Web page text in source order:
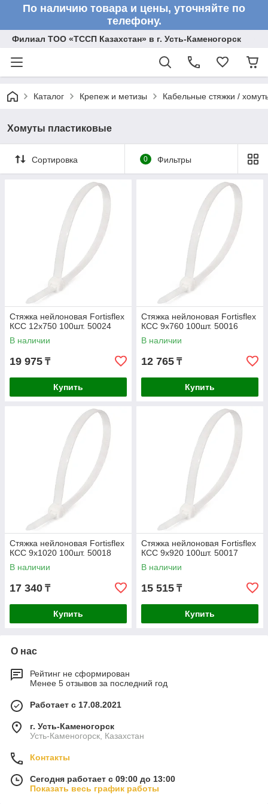
По наличию товара и цены, уточняйте по
телефону.
Филиал ТОО «ТССП Казахстан» в г. Усть-Каменогорск
Каталог Крепеж и метизы Кабельные стяжки /
Хомуты пластиковые
Сортировка 0 Фильтры
Стяжка нейлоновая Fortisflex
КСС 12х750 100шт. 50024
В наличии
19 975 ₸
Купить
Стяжка нейлоновая Fortisflex
КСС 9х760 100шт. 50016
В наличии
12 765 ₸
Купить
Стяжка нейлоновая Fortisflex
КСС 9х1020 100шт. 50018
В наличии
17 340 ₸
Купить
Стяжка нейлоновая Fortisflex
КСС 9х920 100шт. 50017
В наличии
15 515 ₸
Купить
О нас
Рейтинг не сформирован
Менее 5 отзывов за последний год
Работает с 17.08.2021
г. Усть-Каменогорск
Усть-Каменогорск, Казахстан
Контакты
Сегодня работает с 09:00 до 13:00
Показать весь график работы